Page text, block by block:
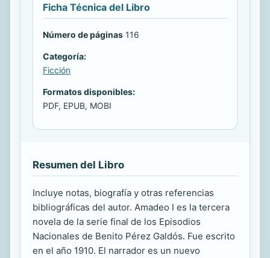
Ficha Técnica del Libro
Número de páginas 116
Categoría:
Ficción
Formatos disponibles:
PDF, EPUB, MOBI
Resumen del Libro
Incluye notas, biografía y otras referencias
bibliográficas del autor. Amadeo I es la tercera
novela de la serie final de los Episodios
Nacionales de Benito Pérez Galdós. Fue escrito
en el año 1910. El narrador es un nuevo